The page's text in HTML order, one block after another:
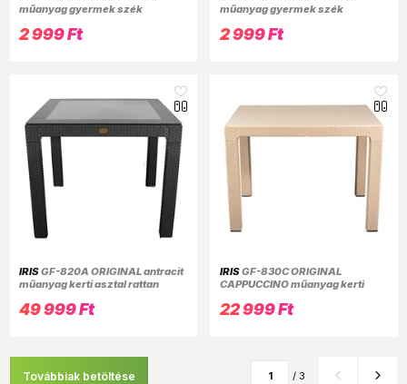
műanyag gyermek szék
2 999 Ft
műanyag gyermek szék
2 999 Ft
IRISGF-820A ORIGINAL antracit
műanyag kerti asztal rattan
49 999 Ft
IRISGF-830C ORIGINAL
CAPPUCCINO műanyag kerti
22 999 Ft
Továbbiak betöltése / 3